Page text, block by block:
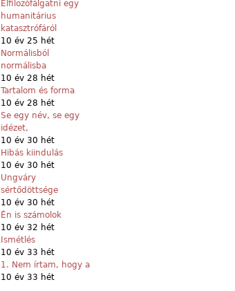
Elfilozófálgatni egy
humanitárius
katasztrófáról
10 év 25 hét
Normálisból
normálisba
10 év 28 hét
Tartalom és forma
10 év 28 hét
Se egy név, se egy
idézet,
10 év 30 hét
Hibás kiindulás
10 év 30 hét
Ungváry
sértődöttsége
10 év 30 hét
Én is számolok
10 év 32 hét
Ismétlés
10 év 33 hét
1. Nem írtam, hogy a
10 év 33 hét